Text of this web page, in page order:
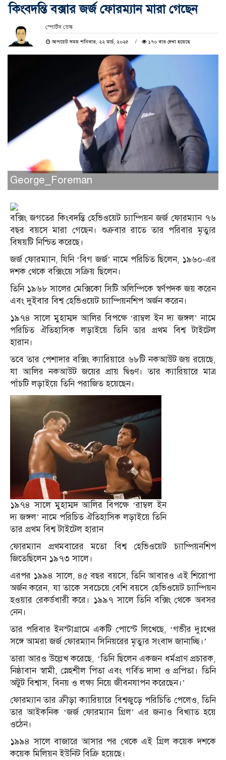
কিংবদন্তি বক্সার জর্জ ফোরম্যান মারা গেছেন
স্পোর্টস ডেস্ক
আপডেট সময় শনিবার, ২২ মার্চ, ২০২৫ ১৭০ বার দেখা হয়েছে
George_Foreman
বক্সিং জগতের কিংবদন্তি হেভিওয়েট চ্যাম্পিয়ন জর্জ ফোরম্যান ৭৬
বছর বয়সে মারা গেছেন।
শুক্রবার রাতে তার পরিবার মৃত্যুর
বিষয়টি নিশ্চিত করেছে।
জর্জ ফোরম্যান, যিনি ‘বিগ জর্জ’ নামে পরিচিত ছিলেন, ১৯৬০-এর
দশক থেকে বক্সিংয়ে সক্রিয় ছিলেন।
তিনি ১৯৬৮ সালের মেক্সিকো সিটি অলিম্পিকে স্বর্ণপদক জয় করেন
এবং দুইবার বিশ্ব হেভিওয়েট চ্যাম্পিয়নশিপ অর্জন করেন।
১৯৭৪ সালে মুহাম্মদ আলির বিপক্ষে ‘রাম্বল ইন দ্য জঙ্গল’ নামে
পরিচিত ঐতিহাসিক লড়াইয়ে তিনি তার প্রথম বিশ্ব টাইটেল
হারান।
তবে তার পেশাদার বক্সিং ক্যারিয়ারে ৬৮টি নকআউট জয় রয়েছে,
যা আলির নকআউট জয়ের প্রায় দ্বিগুণ।
তার ক্যারিয়ারে মাত্র
পাঁচটি লড়াইয়ে তিনি পরাজিত হয়েছেন।
১৯৭৪ সালে মুহাম্মদ আলির বিপক্ষে ‘রাম্বল ইন
দ্য জঙ্গল’ নামে পরিচিত ঐতিহাসিক লড়াইয়ে তিনি
তার প্রথম বিশ্ব টাইটেল হারান
ফোরম্যান প্রথমবারের মতো বিশ্ব হেভিওয়েট চ্যাম্পিয়নশিপ
জিতেছিলেন ১৯৭৩ সালে।
এরপর ১৯৯৪ সালে, ৪৫ বছর বয়সে, তিনি আবারও এই শিরোপা
অর্জন করেন, যা তাকে সবচেয়ে বেশি বয়সে হেভিওয়েট চ্যাম্পিয়ন
হওয়ার রেকর্ডধারী করে। ১৯৯৭ সালে তিনি বক্সিং থেকে অবসর
নেন।
তার পরিবার ইনস্টাগ্রামে একটি পোস্টে লিখেছে, ‘গভীর দুঃখের
সঙ্গে আমরা জর্জ ফোরম্যান সিনিয়রের মৃত্যুর সংবাদ জানাচ্ছি।’
তারা আরও উল্লেখ করেছে, ‘তিনি ছিলেন একজন ধর্মপ্রাণ প্রচারক,
নিষ্ঠাবান স্বামী, স্নেহশীল পিতা এবং গর্বিত দাদা ও প্রপিতা। তিনি
অটুট বিশ্বাস, বিনয় ও লক্ষ্য নিয়ে জীবনযাপন করেছেন।’
ফোরম্যান তার ক্রীড়া ক্যারিয়ারে বিশ্বজুড়ে পরিচিতি পেলেও, তিনি
তার আইকনিক ‘জর্জ ফোরম্যান গ্রিল’ এর জন্যও বিখ্যাত হয়ে
ওঠেন।
১৯৯৪ সালে বাজারে আসার পর থেকে এই গ্রিল কয়েক দশকে
কয়েক মিলিয়ন ইউনিট বিক্রি হয়েছে।